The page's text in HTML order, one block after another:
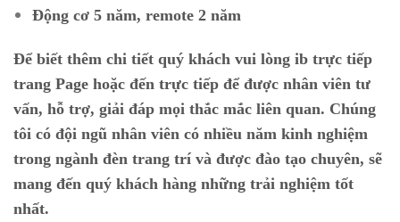
Động cơ 5 năm, remote 2 năm
Để biết thêm chi tiết quý khách vui lòng ib trực tiếp
trang Page hoặc đến trực tiếp để được nhân viên tư
vấn, hỗ trợ, giải đáp mọi thắc mắc liên quan. Chúng
tôi có đội ngũ nhân viên có nhiều năm kinh nghiệm
trong ngành đèn trang trí và được đào tạo chuyên, sẽ
mang đến quý khách hàng những trải nghiệm tốt
nhất.